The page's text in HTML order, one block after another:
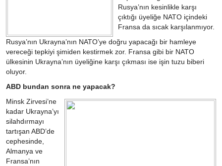
Rusya’nın kesinlikle karşı
çıktığı üyeliğe NATO içindeki
Fransa da sıcak karşılanmıyor.
Rusya’nın Ukrayna’nın NATO’ye doğru yapacağı bir hamleye
vereceği tepkiyi şimiden kestirmek zor. Fransa gibi bir NATO
ülkesinin Ukrayna’nın üyeliğine karşı çıkması ise işin tuzu biberi
oluyor.
ABD bundan sonra ne yapacak?
Minsk Zirvesi’ne
kadar Ukrayna’yı
silahdırmayı
tartışan ABD’de
cephesinde,
Almanya ve
Fransa’nın